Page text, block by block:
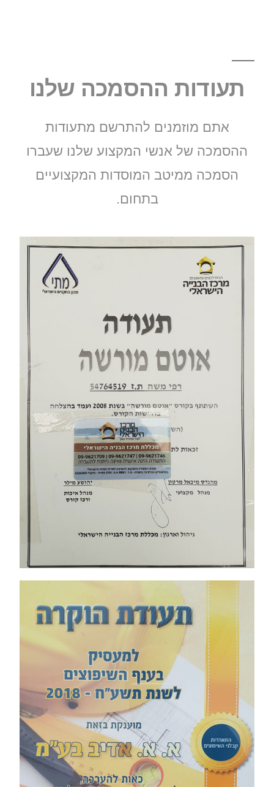
תעודות ההסמכה שלנו
אתם מוזמנים להתרשם מתעודות
ההסמכה של אנשי המקצוע שלנו שעברו
הסמכה ממיטב המוסדות המקצועיים
בתחום.